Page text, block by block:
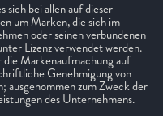
sich bei allen auf dieser
um Marken, die sich im
oder seinen verbundenen
Lizenz verwendet werden.
Markenaufmachung auf
Genehmigung von
zum Zweck der
des Unternehmens.